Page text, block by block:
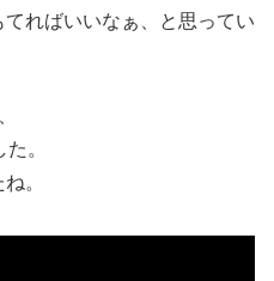
ればいいなぁ、と思ってい
。
。